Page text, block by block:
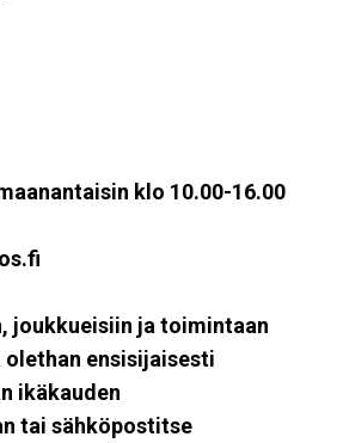
klo 10.00-16.00
joukkueisiin ja toimintaan
olethan ensisijaisesti
ikäkauden
tai sähköpostitse